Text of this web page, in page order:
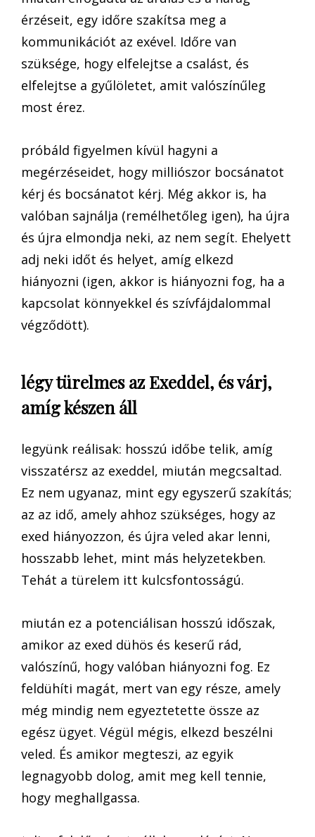
érzéseit, egy időre szakítsa meg a
kommunikációt az exével. Időre van
szüksége, hogy elfelejtse a csalást, és
elfelejtse a gyűlöletet, amit valószínűleg
most érez.
próbáld figyelmen kívül hagyni a
megérzéseidet, hogy milliószor bocsánatot
kérj és bocsánatot kérj. Még akkor is, ha
valóban sajnálja (remélhetőleg igen), ha újra
és újra elmondja neki, az nem segít. Ehelyett
adj neki időt és helyet, amíg elkezd
hiányozni (igen, akkor is hiányozni fog, ha a
kapcsolat könnyekkel és szívfájdalommal
végződött).
légy türelmes az Exeddel, és várj,
amíg készen áll
legyünk reálisak: hosszú időbe telik, amíg
visszatérsz az exeddel, miután megcsaltad.
Ez nem ugyanaz, mint egy egyszerű szakítás;
az az idő, amely ahhoz szükséges, hogy az
exed hiányozzon, és újra veled akar lenni,
hosszabb lehet, mint más helyzetekben.
Tehát a türelem itt kulcsfontosságú.
miután ez a potenciálisan hosszú időszak,
amikor az exed dühös és keserű rád,
valószínű, hogy valóban hiányozni fog. Ez
feldühíti magát, mert van egy része, amely
még mindig nem egyeztetette össze az
egész ügyet. Végül mégis, elkezd beszélni
veled. És amikor megteszi, az egyik
legnagyobb dolog, amit meg kell tennie,
hogy meghallgassa.